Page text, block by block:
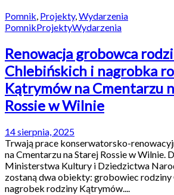
Pomnik, Projekty,Wydarzenia
PomnikProjektyWydarzenia
Renowacja grobowca
Chlebińskich i nagrobka
Kątrymów na Cmentarzu
Rossie w Wilnie
14 sierpnia, 2025
Trwają prace konserwatorsko-
na Cmentarzu na Starej Rossie w Wilnie.
Ministerstwa Kultury i Dziedzictwa
zostaną dwa obiekty: grobowiec
nagrobek rodziny Kątrymów....